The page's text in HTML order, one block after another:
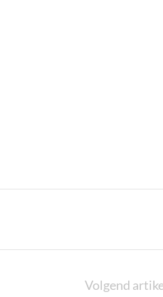
Volgend